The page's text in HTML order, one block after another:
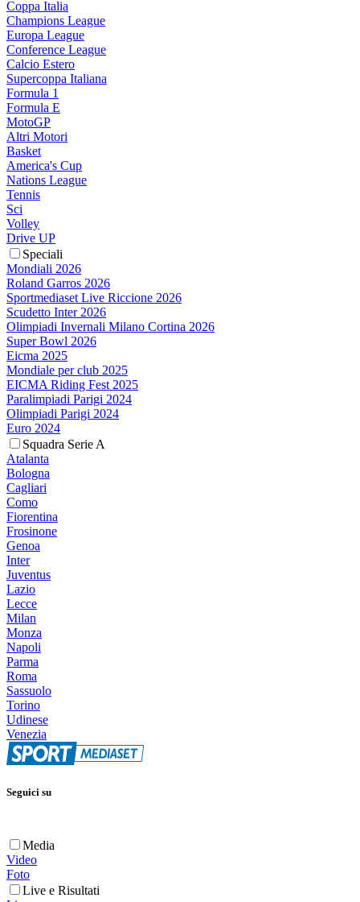
Coppa Italia
Champions League
Europa League
Conference League
Calcio Estero
Supercoppa Italiana
Formula 1
Formula E
MotoGP
Altri Motori
Basket
America's Cup
Nations League
Tennis
Sci
Volley
Drive UP
Speciali
Mondiali 2026
Roland Garros 2026
Sportmediaset Live Riccione 2026
Scudetto Inter 2026
Olimpiadi Invernali Milano Cortina 2026
Super Bowl 2026
Eicma 2025
Mondiale per club 2025
EICMA Riding Fest 2025
Paralimpiadi Parigi 2024
Olimpiadi Parigi 2024
Euro 2024
Squadra Serie A
Atalanta
Bologna
Cagliari
Como
Fiorentina
Frosinone
Genoa
Inter
Juventus
Lazio
Lecce
Milan
Monza
Napoli
Parma
Roma
Sassuolo
Torino
Udinese
Venezia
Seguici su
Media
Video
Foto
Live e Risultati